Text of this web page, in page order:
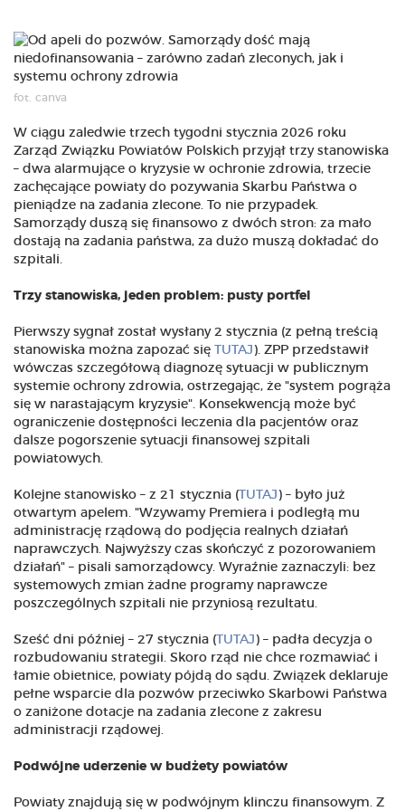
fot. canva
W ciągu zaledwie trzech tygodni stycznia 2026 roku
Zarząd Związku Powiatów Polskich przyjął trzy stanowiska
– dwa alarmujące o kryzysie w ochronie zdrowia, trzecie
zachęcające powiaty do pozywania Skarbu Państwa o
pieniądze na zadania zlecone. To nie przypadek.
Samorządy duszą się finansowo z dwóch stron: za mało
dostają na zadania państwa, za dużo muszą dokładać do
szpitali.
Trzy stanowiska, jeden problem: pusty portfel
Pierwszy sygnał został wysłany 2 stycznia (z pełną treścią
stanowiska można zapozać się
TUTAJ ). ZPP przedstawił
wówczas szczegółową diagnozę sytuacji w publicznym
systemie ochrony zdrowia, ostrzegając, że "system pogrąża
się w narastającym kryzysie". Konsekwencją może być
ograniczenie dostępności leczenia dla pacjentów oraz
dalsze pogorszenie sytuacji finansowej szpitali
powiatowych.
Kolejne stanowisko – z 21 stycznia ( TUTAJ ) – było już
otwartym apelem. "Wzywamy Premiera i podległą mu
administrację rządową do podjęcia realnych działań
naprawczych. Najwyższy czas skończyć z pozorowaniem
działań" – pisali samorządowcy. Wyraźnie zaznaczyli: bez
systemowych zmian żadne programy naprawcze
poszczególnych szpitali nie przyniosą rezultatu.
Sześć dni później – 27 stycznia ( TUTAJ ) – padła decyzja o
rozbudowaniu strategii. Skoro rząd nie chce rozmawiać i
łamie obietnice, powiaty pójdą do sądu. Związek deklaruje
pełne wsparcie dla pozwów przeciwko Skarbowi Państwa
o zaniżone dotacje na zadania zlecone z zakresu
administracji rządowej.
Podwójne uderzenie w budżety powiatów
Powiaty znajdują się w podwójnym klinczu finansowym. Z